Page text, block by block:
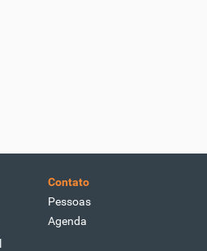
Contato
Pessoas
Agenda